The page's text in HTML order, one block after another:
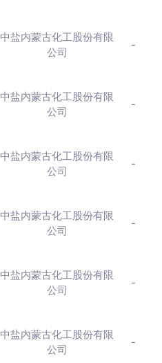
中盐内蒙古化工股份有限
公司
-
中盐内蒙古化工股份有限
公司
-
中盐内蒙古化工股份有限
公司
-
中盐内蒙古化工股份有限
公司
-
中盐内蒙古化工股份有限
公司
-
中盐内蒙古化工股份有限
公司
-